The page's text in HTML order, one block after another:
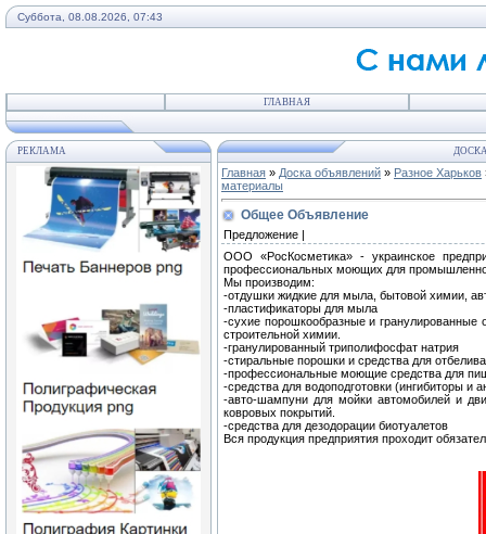
Суббота, 08.08.2026, 07:43
ГЛАВНАЯ
РЕКЛАМА
Главная » Доска объявлений » Разное Харьков
материалы
Общее Объявление
Предложение |
ООО «РосКосметика» - украинское
профессиональных моющих для
Мы производим:
-отдушки жидкие для мыла, бытовой химии,
-пластификаторы для мыла
-сухие порошкообразные и
строительной химии.
-гранулированный триполифосфат натрия
-стиральные порошки и средства для
-профессиональные моющие средства для
-средства для водоподготовки (ингибиторы и
-авто-шампуни для мойки автомобилей и
ковровых покрытий.
-средства для дезодорации биотуалетов
Вся продукция предприятия проходит